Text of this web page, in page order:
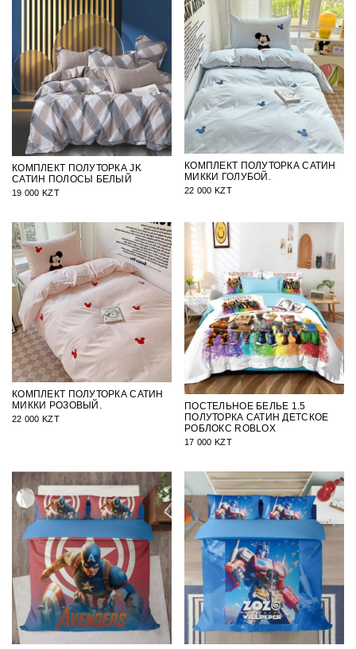
КОМПЛЕКТ ПОЛУТОРКА JK
САТИН ПОЛОСЫ БЕЛЫЙ
19 000 KZT
КОМПЛЕКТ ПОЛУТОРКА САТИН
МИККИ ГОЛУБОЙ.
22 000 KZT
КОМПЛЕКТ ПОЛУТОРКА САТИН
МИККИ РОЗОВЫЙ.
22 000 KZT
ПОСТЕЛЬНОЕ БЕЛЬЕ 1.5
ПОЛУТОРКА САТИН ДЕТСКОЕ
РОБЛОКС ROBLOX
17 000 KZT